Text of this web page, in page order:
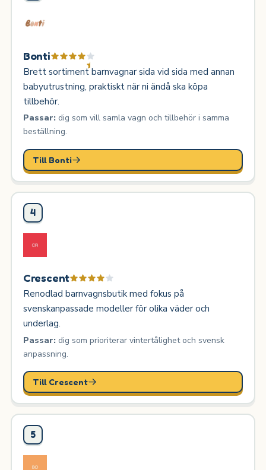
Bonti
Brett sortiment barnvagnar sida vid sida med annan
babyutrustning, praktiskt när ni ändå ska köpa
tillbehör.
Passar:dig som vill samla vagn och tillbehör i samma
beställning.
Till Bonti
4
Crescent
Renodlad barnvagnsbutik med fokus på
svenskanpassade modeller för olika väder och
underlag.
Passar:dig som prioriterar vintertålighet och svensk
anpassning.
Till Crescent
5